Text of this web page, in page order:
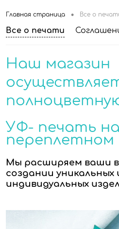
Главная страница • Все о
Все о печати
Наш магазин
УФ- печать на
переплетном
Мы расширяем ваши
создании
индивидуальных